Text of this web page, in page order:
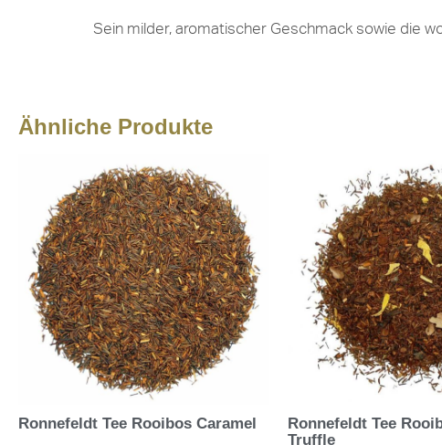
Sein milder, aromatischer Geschmack sowie die
Ähnliche Produkte
Ronnefeldt Tee Rooibos Caramel
Ronnefeldt Tee
Truffle